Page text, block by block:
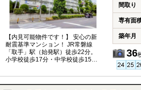
【内見可能物件です！】 安心の新
耐震基準マンション！ JR常磐線
「取手」駅（始発駅）徒歩22分。
小学校徒歩17分・中学校徒歩15
間取り
専有面
築年月
36